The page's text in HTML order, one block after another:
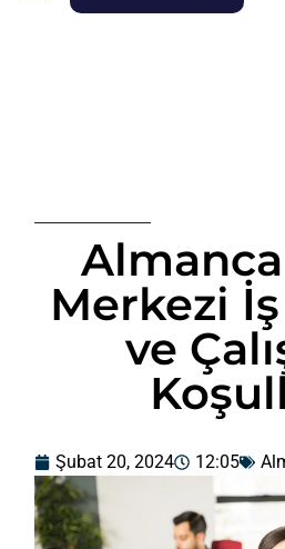
Almanca
Merkezi
ve
Şubat 20, 2024 12:05